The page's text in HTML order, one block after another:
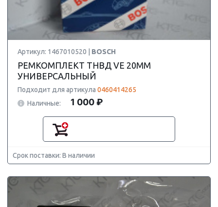
Артикул: 1467010520 | BOSCH
РЕМКОМПЛЕКТ ТНВД VE 20MM
УНИВЕРСАЛЬНЫЙ
Подходит для артикула 0460414265
Наличные:
1 000 ₽
Срок поставки: В наличии